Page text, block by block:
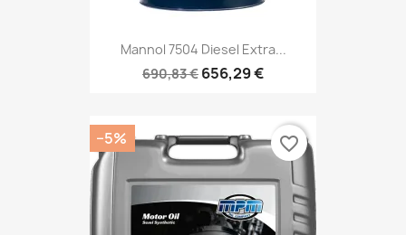
Mannol 7504 Diesel Extra...
690,83 € 656,29 €
−5% favorite_border